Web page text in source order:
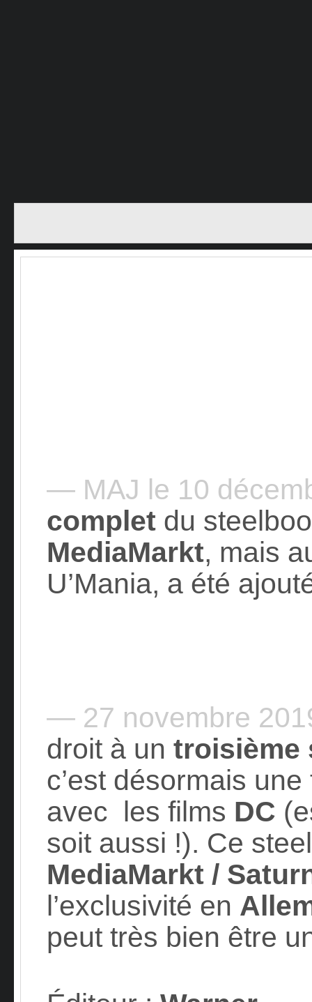
— MAJ le 10
complet du
MediaMarkt, mais
U’Mania, a été
— 27 novembre
droit à un troisième
c’est désormais
avec les films DC
soit aussi !). Ce
MediaMarkt /
l’exclusivité en
peut très bien être